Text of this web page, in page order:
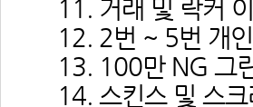
11. 거래 및 락커
12. 2번 ~ 5번 개
13. 100만 NG 그
14. 스킨스 및 스